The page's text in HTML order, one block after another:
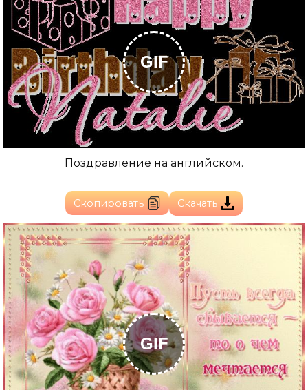
GIF
Поздравление на английском.
Скопировать Скачать
GIF